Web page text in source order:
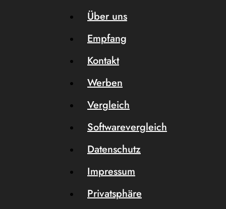
Über uns
Empfang
Kontakt
Werben
Vergleich
Softwarevergleich
Datenschutz
Impressum
Privatsphäre